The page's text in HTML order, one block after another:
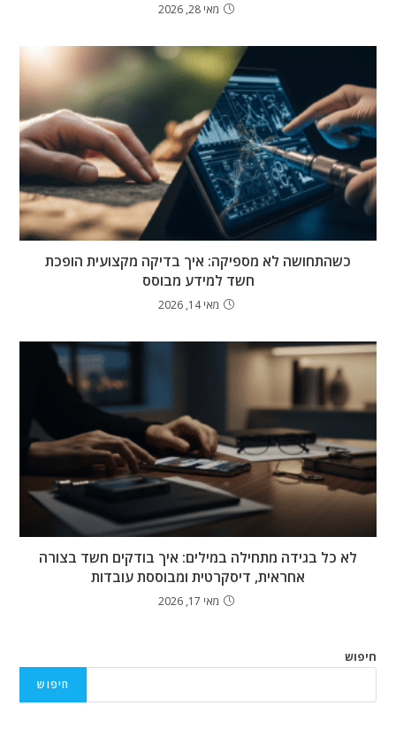
מאי 28, 2026
כשהתחושה לא מספיקה: איך בדיקה מקצועית הופכת
חשד למידע מבוסס
מאי 14, 2026
לא כל בגידה מתחילה במילים: איך בודקים חשד בצורה
אחראית, דיסקרטית ומבוססת עובדות
מאי 17, 2026
חיפוש
חיפוש